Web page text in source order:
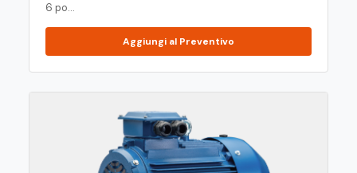
6 po...
Aggiungi al Preventivo